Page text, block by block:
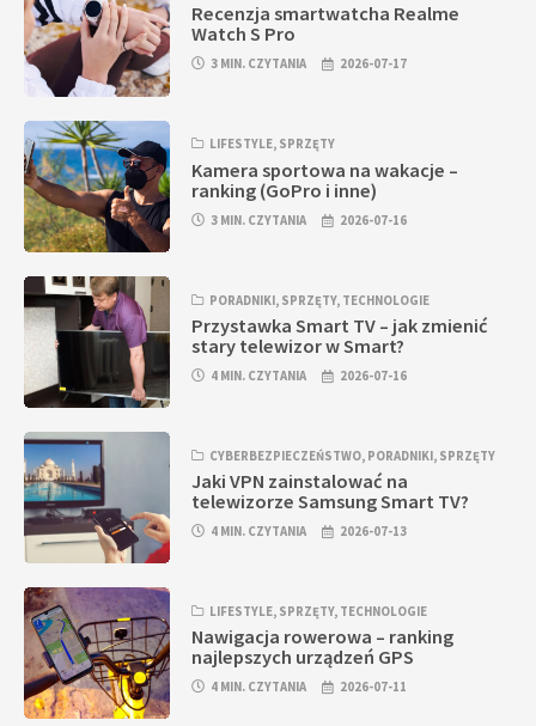
Recenzja smartwatcha Realme
Watch S Pro
3 MIN. CZYTANIA 2026-07-17
LIFESTYLE, SPRZĘTY
Kamera sportowa na wakacje –
ranking (GoPro i inne)
3 MIN. CZYTANIA 2026-07-16
PORADNIKI, SPRZĘTY, TECHNOLOGIE
Przystawka Smart TV – jak zmienić
stary telewizor w Smart?
4 MIN. CZYTANIA 2026-07-16
CYBERBEZPIECZEŃSTWO, PORADNIKI, SPRZĘTY
Jaki VPN zainstalować na
telewizorze Samsung Smart TV?
4 MIN. CZYTANIA 2026-07-13
LIFESTYLE, SPRZĘTY, TECHNOLOGIE
Nawigacja rowerowa – ranking
najlepszych urządzeń GPS
4 MIN. CZYTANIA 2026-07-11